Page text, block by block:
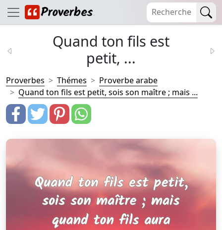
Quand ton fils est
petit, ...
Proverbes Thémes
Proverbe arabe
Quand ton fils est petit, sois son maître ; mais ...